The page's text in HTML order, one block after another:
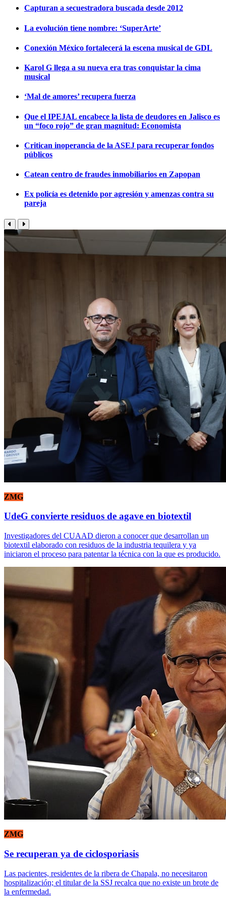
Capturan a secuestradora buscada desde 2012
La evolución tiene nombre: ‘SuperArte’
Conexión México fortalecerá la escena musical de GDL
Karol G llega a su nueva era tras conquistar la cima
musical
‘Mal de amores’ recupera fuerza
Que el IPEJAL encabece la lista de deudores en Jalisco es
un “foco rojo” de gran magnitud: Economista
Critican inoperancia de la ASEJ para recuperar fondos
públicos
Catean centro de fraudes inmobiliarios en Zapopan
Ex policía es detenido por agresión y amenzas contra su
pareja
ZMG
UdeG convierte residuos de agave en biotextil
Investigadores del CUAAD dieron a conocer que desarrollan un
biotextil elaborado con residuos de la industria tequilera y ya
iniciaron el proceso para patentar la técnica con la que es producido.
ZMG
Se recuperan ya de ciclosporiasis
Las pacientes, residentes de la ribera de Chapala, no necesitaron
hospitalización; el titular de la SSJ recalca que no existe un brote de
la enfermedad.